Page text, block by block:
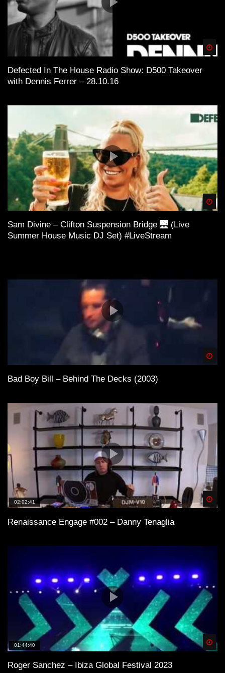
Defected In The House Radio Show: D500 Takeover
with Dennis Ferrer – 28.10.16
Sam Divine – Clifton Suspension Bridge 🌉 (Live
Summer House Music DJ Set) #LiveStream
Bad Boy Bill – Behind The Decks (2003)
02:02:41
Renaissance Engage #002 – Danny Tenaglia
01:44:40
Roger Sanchez – Ibiza Global Festival 2023